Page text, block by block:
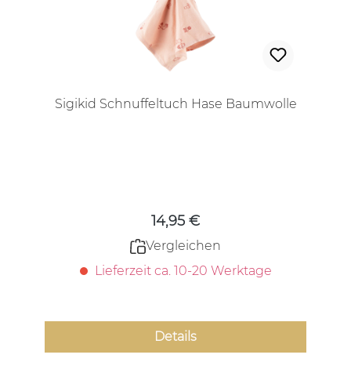
Sigikid Schnuffeltuch Hase Baumwolle
14,95 €
Vergleichen
Lieferzeit ca. 10-20 Werktage
Details